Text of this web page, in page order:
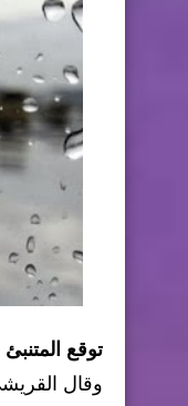
توقع
وقال